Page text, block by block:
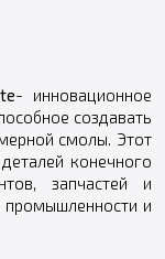
- инновационное
создавать
смолы. Этот
конечного
запчастей и
промышленности и